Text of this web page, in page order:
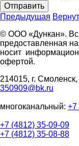
Отправить
Предыдущая
© ООО «Дункан».
предоставленная
носит
офертой.
214015, г.
350909@bk.ru
многоканальный: +7
+7 (4812) 35-09-09
+7 (4812) 35-08-88